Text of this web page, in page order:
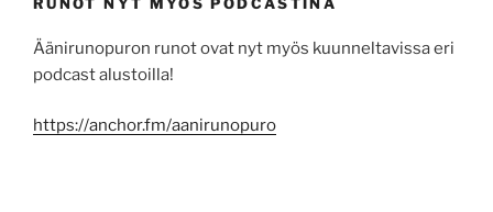
RUNOT NYT MYÖS PODCASTINA
Äänirunopuron runot ovat nyt myös kuunneltavissa eri
podcast alustoilla!
https://anchor.fm/aanirunopuro